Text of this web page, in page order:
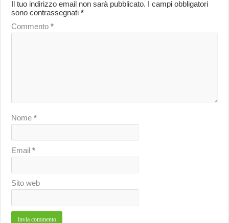
Il tuo indirizzo email non sarà pubblicato. I campi obbligatori
sono contrassegnati*
Commento*
Nome*
Email*
Sito web